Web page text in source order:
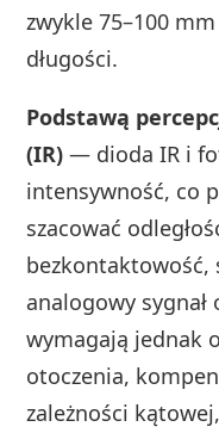
zwykle 75–100
długości.
Podstawą
(IR) — dioda IR i
intensywność, co
szacować
bezkontaktowość,
analogowy sygnał
wymagają jednak
otoczenia,
zależności